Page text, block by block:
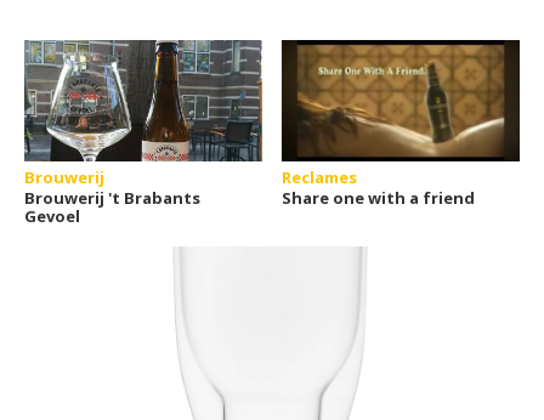
Brouwerij
Brouwerij 't Brabants
Gevoel
Reclames
Share one with a friend